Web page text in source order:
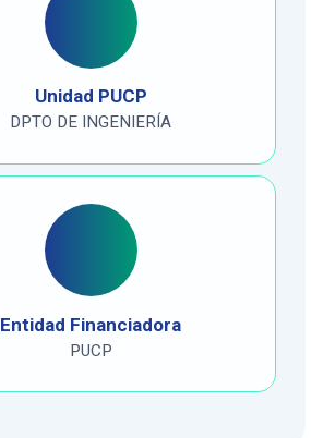
Unidad PUCP
DPTO DE INGENIERÍA
Entidad Financiadora
PUCP